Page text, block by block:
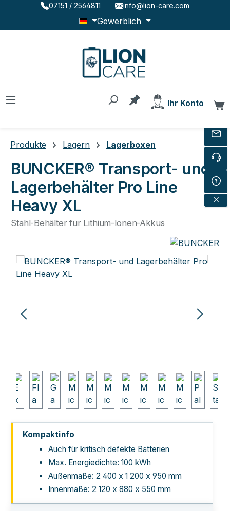
Zum Hauptinhalt springen
07151 / 2564811 info@lion-care.com
Gewerblich
Du hast 0 Produkte
Ihr Konto
Produkte Lagern Lagerboxen
BUNCKER® Transport- und
Lagerbehälter Pro Line
Heavy XL
Stahl-Behälter für Lithium-Ionen-Akkus
Bildergalerie überspringen
Kompaktinfo
Auch für kritisch defekte Batterien
Max. Energiedichte: 100 kWh
Außenmaße: 2 400 x 1 200 x 950 mm
Innenmaße: 2 120 x 880 x 550 mm